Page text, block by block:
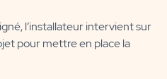
l’installateur intervient sur
pour mettre en place la